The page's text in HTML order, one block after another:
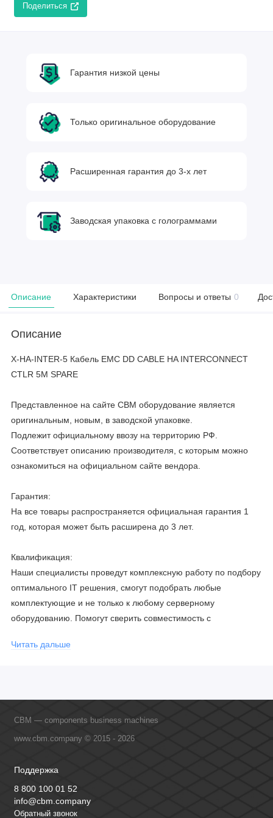
Поделиться
Гарантия низкой цены
Только оригинальное оборудование
Расширенная гарантия до 3-х лет
Заводская упаковка с голограммами
Описание Характеристики Вопросы и ответы 0
Описание
X-HA-INTER-5 Кабель EMC DD CABLE HA INTERCONNECT
CTLR 5M SPARE
Представленное на сайте CBM оборудование является
оригинальным, новым, в заводской упаковке.
Подлежит официальному ввозу на территорию РФ.
Соответствует описанию производителя, с которым можно
ознакомиться на официальном сайте вендора.
Гарантия:
На все товары распространяется официальная гарантия 1
год, которая может быть расширена до 3 лет.
Квалификация:
Наши специалисты проведут комплексную работу по подбору
оптимального IT решения, смогут подобрать любые
комплектующие и не только к любому серверному
оборудованию. Помогут сверить совместимость с
официальными производителями и проводим регулярное
Читать дальше
CBM — components business machines
www.cbm.company © 2015 - 2026
Поддержка
8 800 100 01 52
info@cbm.company
Обратный звонок